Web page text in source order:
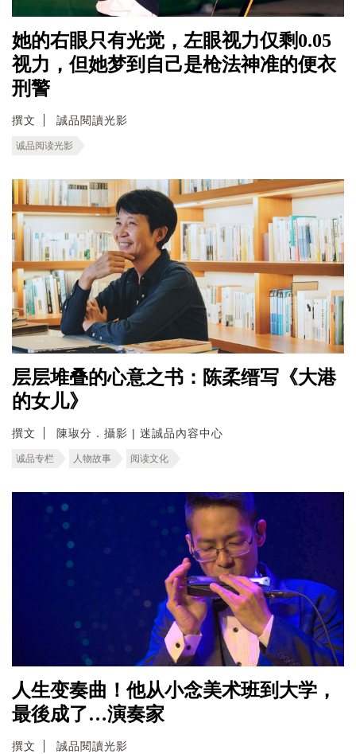
她的右眼只有光觉，左眼视力仅剩0.05
视力，但她梦到自己是枪法神准的便衣
刑警
撰文 誠品閱讀光影
诚品阅读光影
层层堆叠的心意之书：陈柔缙写《大港
的女儿》
撰文 陳琡分．攝影 | 迷誠品內容中心
诚品专栏 人物故事 阅读文化
人生变奏曲！他从小念美术班到大学，
最後成了…演奏家
撰文 誠品閱讀光影